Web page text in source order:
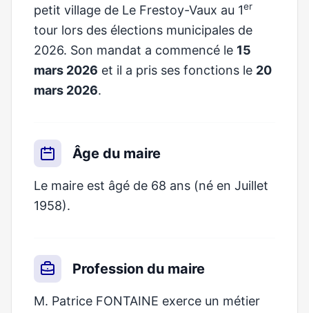
petit village de Le Frestoy-Vaux au 1er
tour lors des élections municipales de
2026. Son mandat a commencé le 15
mars 2026 et il a pris ses fonctions le 20
mars 2026.
Âge du maire
Le maire est âgé de 68 ans (né en Juillet
1958).
Profession du maire
M. Patrice FONTAINE exerce un métier